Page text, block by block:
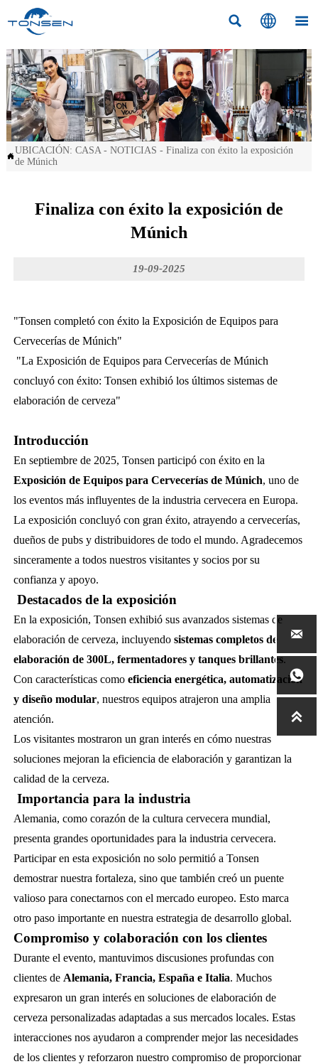
  

UBICACIÓN: CASA- NOTICIAS - Finaliza con éxito la exposición
de Múnich
Finaliza con éxito la exposición de
Múnich
19-09-2025
"Tonsen completó con éxito la Exposición de Equipos para
Cervecerías de Múnich"
"La Exposición de Equipos para Cervecerías de Múnich
concluyó con éxito: Tonsen exhibió los últimos sistemas de
elaboración de cerveza"
Introducción
En septiembre de 2025, Tonsen participó con éxito en la
Exposición de Equipos para Cervecerías de Múnich, uno de
los eventos más influyentes de la industria cervecera en Europa.
La exposición concluyó con gran éxito, atrayendo a cervecerías,
dueños de pubs y distribuidores de todo el mundo. Agradecemos
sinceramente a todos nuestros visitantes y socios por su
confianza y apoyo.
Destacados de la exposición
En la exposición, Tonsen exhibió sus avanzados sistemas de
elaboración de cerveza, incluyendo sistemas completos de
elaboración de 300L, fermentadores y tanques brillantes.
Con características como eficiencia energética, automatización
y diseño modular, nuestros equipos atrajeron una amplia
atención.
Los visitantes mostraron un gran interés en cómo nuestras
soluciones mejoran la eficiencia de elaboración y garantizan la
calidad de la cerveza.
Importancia para la industria
Alemania, como corazón de la cultura cervecera mundial,
presenta grandes oportunidades para la industria cervecera.
Participar en esta exposición no solo permitió a Tonsen
demostrar nuestra fortaleza, sino que también creó un puente
valioso para conectarnos con el mercado europeo. Esto marca
otro paso importante en nuestra estrategia de desarrollo global.
Compromiso y colaboración con los clientes
Durante el evento, mantuvimos discusiones profundas con
clientes de Alemania, Francia, España e Italia. Muchos
expresaron un gran interés en soluciones de elaboración de
cerveza personalizadas adaptadas a sus mercados locales. Estas
interacciones nos ayudaron a comprender mejor las necesidades
de los clientes y reforzaron nuestro compromiso de proporcionar


